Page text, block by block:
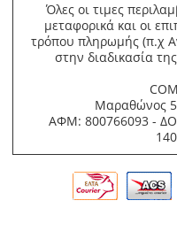
Όλες οι τιμες
μεταφορικά και οι
τρόπου πληρωμής (π.χ
στην διαδικασία
Μαραθώνος 5
ΑΦΜ: 800766093 -